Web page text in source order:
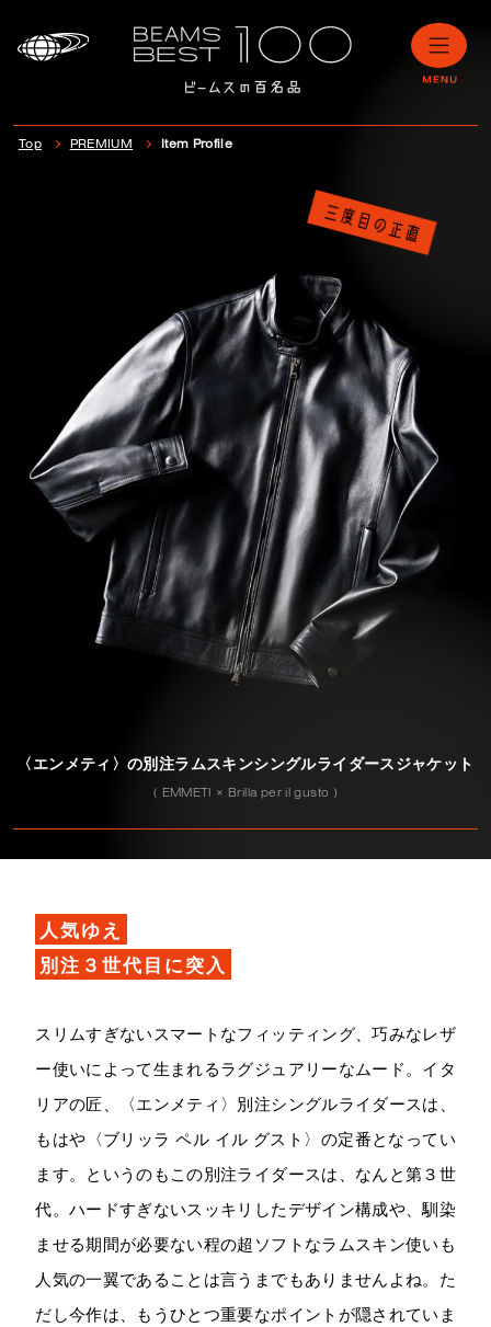
Top PREMIUM Item Profile
〈エンメティ〉の別注ラムスキンシングルライダースジャケット
( EMMETI × Brilla per il gusto )
人気ゆえ
別注３世代目に突入
スリムすぎないスマートなフィッティング、巧みなレザ
ー使いによって生まれるラグジュアリーなムード。イタ
リアの匠、〈エンメティ〉別注シングルライダースは、
もはや〈ブリッラ ペル イル グスト〉の定番となってい
ます。というのもこの別注ライダースは、なんと第３世
代。ハードすぎないスッキリしたデザイン構成や、馴染
ませる期間が必要ない程の超ソフトなラムスキン使いも
人気の一翼であることは言うまでもありませんよね。た
だし今作は、もうひとつ重要なポイントが隠されていま